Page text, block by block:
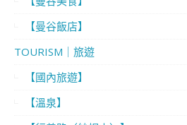
【曼谷飯店】
TOURISM｜旅遊
【國內旅遊】
【溫泉】